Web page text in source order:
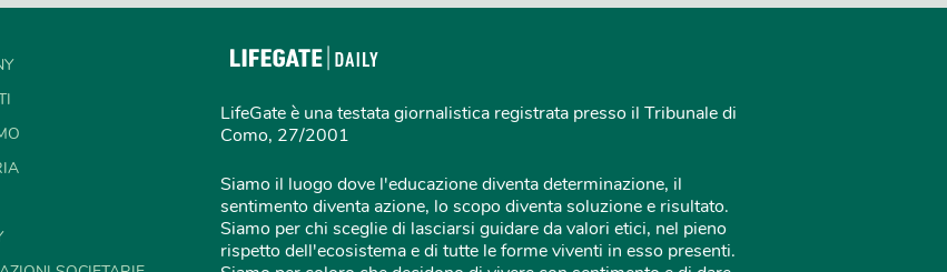
LifeGate è una testata giornalistica registrata presso il Tribunale di
Como, 27/2001
Siamo il luogo dove l'educazione diventa determinazione, il
sentimento diventa azione, lo scopo diventa soluzione e risultato.
Siamo per chi sceglie di lasciarsi guidare da valori etici, nel pieno
rispetto dell'ecosistema e di tutte le forme viventi in esso presenti.